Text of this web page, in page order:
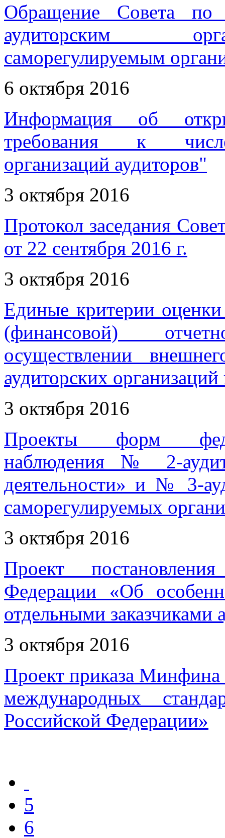
Обращение Совета по
аудиторским
саморегулируемым
6 октября 2016
Информация об
требования к
организаций аудиторов"
3 октября 2016
Протокол заседания
от 22 сентября 2016 г.
3 октября 2016
Единые критерии оценки
(финансовой)
осуществлении
аудиторских
3 октября 2016
Проекты форм
наблюдения № 2-
деятельности» и № 3-
саморегулируемых
3 октября 2016
Проект
Федерации «Об
отдельными заказчиками
3 октября 2016
Проект приказа Минфина
международных
Российской Федерации»
5
6